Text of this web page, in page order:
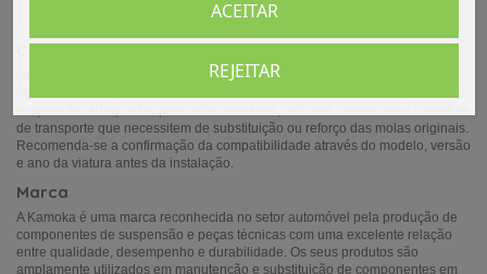
Compatibilidade e aplicações
Compatíveis com veículos Fiat Ducato fabricados após 2006 e plataformas
de transporte que necessitem de substituição ou reforço das molas originais.
Recomenda-se a confirmação da compatibilidade através do modelo, versão
e ano da viatura antes da instalação.
Marca
A Kamoka é uma marca reconhecida no setor automóvel pela produção de
componentes de suspensão e peças técnicas com uma excelente relação
entre qualidade, desempenho e durabilidade. Os seus produtos são
amplamente utilizados em manutenção e substituição de componentes em
REJEITAR
ACEITAR